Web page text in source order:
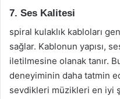
7. Ses Kalitesi
spiral kulaklık kabloları
sağlar. Kablonun yapısı,
iletilmesine olanak tanır.
deneyiminin daha tatmin
sevdikleri müzikleri en iyi